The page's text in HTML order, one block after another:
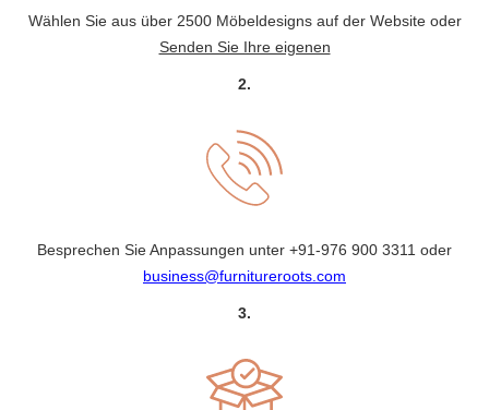
Wählen Sie aus über 2500 Möbeldesigns auf der Website oder
Senden Sie Ihre eigenen
2.
Besprechen Sie Anpassungen unter +91-976 900 3311 oder
business@furnitureroots.com
3.